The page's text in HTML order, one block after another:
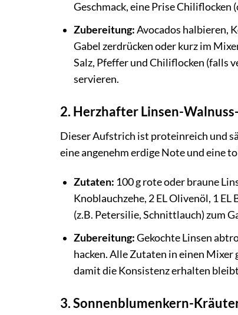
Geschmack, eine Prise Chiliflocken
Zubereitung:Avocados halbieren,
Gabel zerdrücken oder kurz im
Salz, Pfeffer und Chiliflocken (falls
servieren.
2. Herzhafter Linsen-
Dieser Aufstrich ist proteinreich und
eine angenehm erdige Note und eine
Zutaten: 100 g rote oder braune
Knoblauchzehe, 2 EL Olivenöl, 1
(z.B. Petersilie, Schnittlauch) zum
Zubereitung:Gekochte Linsen
hacken. Alle Zutaten in einen Mixer
damit die Konsistenz erhalten
3. Sonnenblumenkern-